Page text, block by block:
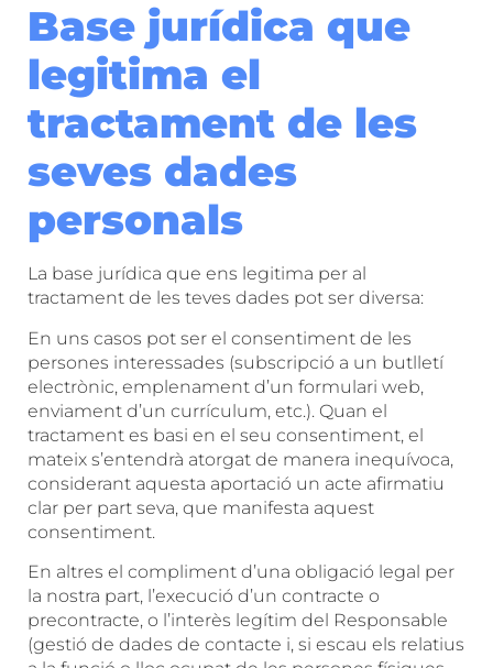
Base jurídica que
legitima el
tractament de les
seves dades
personals
La base jurídica que ens legitima per al
tractament de les teves dades pot ser diversa:
En uns casos pot ser el consentiment de les
persones interessades (subscripció a un butlletí
electrònic, emplenament d’un formulari web,
enviament d’un currículum, etc.). Quan el
tractament es basi en el seu consentiment, el
mateix s’entendrà atorgat de manera inequívoca,
considerant aquesta aportació un acte afirmatiu
clar per part seva, que manifesta aquest
consentiment.
En altres el compliment d’una obligació legal per
la nostra part, l’execució d’un contracte o
precontracte, o l’interès legítim del Responsable
(gestió de dades de contacte i, si escau els relatius